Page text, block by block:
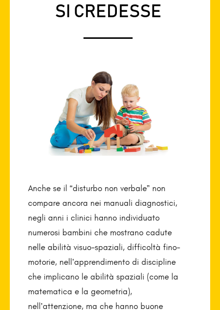
SI CREDESSE
Anche se il “disturbo non verbale” non
compare ancora nei manuali diagnostici,
negli anni i clinici hanno individuato
numerosi bambini che mostrano cadute
nelle abilità visuo-spaziali, difficoltà fino-
motorie, nell’apprendimento di discipline
che implicano le abilità spaziali (come la
matematica e la geometria),
nell’attenzione, ma che hanno buone